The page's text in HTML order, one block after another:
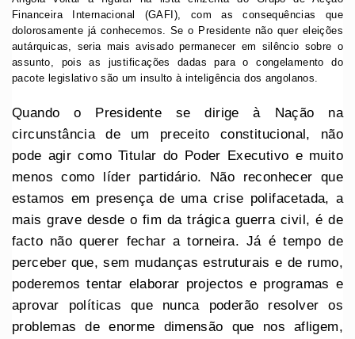
Financeira Internacional (GAFI), com as consequências que
dolorosamente já conhecemos. Se o Presidente não quer eleições
autárquicas, seria mais avisado permanecer em silêncio sobre o
assunto, pois as justificações dadas para o congelamento do
pacote legislativo são um insulto à inteligência dos angolanos.
Quando o Presidente se dirige à Nação na
circunstância de um preceito constitucional, não
pode agir como Titular do Poder Executivo e muito
menos como líder partidário. Não reconhecer que
estamos em presença de uma crise polifacetada, a
mais grave desde o fim da trágica guerra civil, é de
facto não querer fechar a torneira. Já é tempo de
perceber que, sem mudanças estruturais e de rumo,
poderemos tentar elaborar projectos e programas e
aprovar políticas que nunca poderão resolver os
problemas de enorme dimensão que nos afligem,